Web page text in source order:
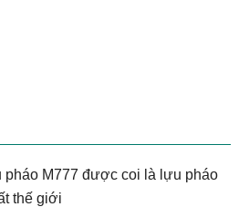
pháo M777 được coi là lựu pháo
thế giới